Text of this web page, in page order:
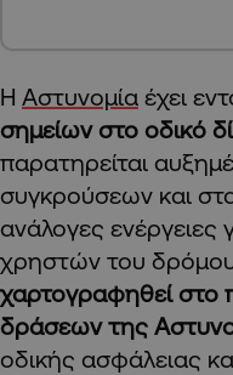
Η Αστυνομία έχει
σημείων στο οδικό
παρατηρείται
συγκρούσεων και
ανάλογες ενέργειες
χρηστών του
χαρτογραφηθεί στο
δράσεων της
οδικής ασφάλειας